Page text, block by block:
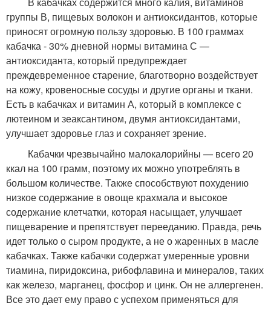
группы В, пищевых волокон и антиоксидантов, которые
приносят огромную пользу здоровью. В 100 граммах
кабачка - 30% дневной нормы витамина С —
антиоксиданта, который предупреждает
преждевременное старение, благотворно воздействует
на кожу, кровеносные сосуды и другие органы и ткани.
Есть в кабачках и витамин А, который в комплексе с
лютеином и зеаксантином, двумя антиоксидантами,
улучшает здоровье глаз и сохраняет зрение.
Кабачки чрезвычайно малокалорийны — всего 20
ккал на 100 грамм, поэтому их можно употреблять в
большом количестве. Также способствуют похудению
низкое содержание в овоще крахмала и высокое
содержание клетчатки, которая насыщает, улучшает
пищеварение и препятствует перееданию. Правда, речь
идет только о сыром продукте, а не о жаренных в масле
кабачках. Также кабачки содержат умеренные уровни
тиамина, пиридоксина, рибофлавина и минералов, таких
как железо, марганец, фосфор и цинк. Он не аллергенен.
Все это дает ему право с успехом применяться для